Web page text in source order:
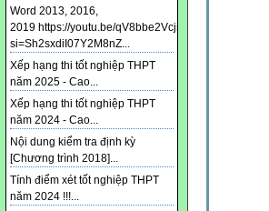
Word 2013, 2016,
2019 https://youtu.be/qV8bbe2Vcjs?
si=Sh2sxdiI07Y2M8nZ...
Xếp hạng thi tốt nghiệp THPT
năm 2025 - Cao...
Xếp hạng thi tốt nghiệp THPT
năm 2024 - Cao...
Nội dung kiểm tra định kỳ
[Chương trình 2018]...
Tính điểm xét tốt nghiệp THPT
năm 2024 !!!...